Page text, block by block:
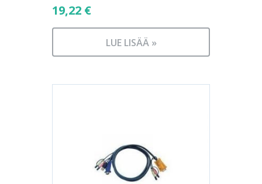
19,22 €
LUE LISÄÄ »